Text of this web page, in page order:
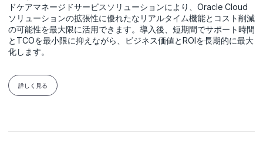
ドケアマネージドサービスソリューションにより、Oracle Cloud
ソリューションの拡張性に優れたなリアルタイム機能とコスト削減
の可能性を最大限に活用できます。導入後、短期間でサポート時間
とTCOを最小限に抑えながら、ビジネス価値とROIを長期的に最大
化します。
詳しく見る